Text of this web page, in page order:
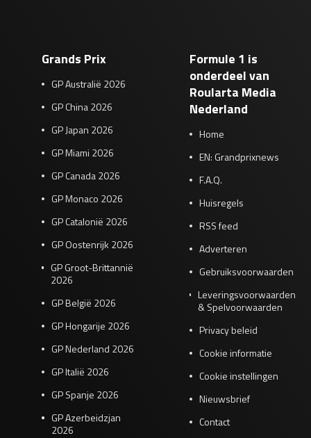
Grands Prix
GP Australië 2026
GP China 2026
GP Japan 2026
GP Miami 2026
GP Canada 2026
GP Monaco 2026
GP Catalonië 2026
GP Oostenrijk 2026
GP Groot-Brittannië
2026
GP België 2026
GP Hongarije 2026
GP Nederland 2026
GP Italië 2026
GP Spanje 2026
GP Azerbeidzjan
2026
Formule 1 is
onderdeel van
Roularta Media
Nederland
Home
EN: Grandprixnews
F.A.Q.
Huisregels
RSS feed
Adverteren
Gebruiksvoorwaarden
Leveringsvoorwaarden
& Spelvoorwaarden
Privacy beleid
Cookie informatie
Cookie instellingen
Nieuwsbrief
Contact